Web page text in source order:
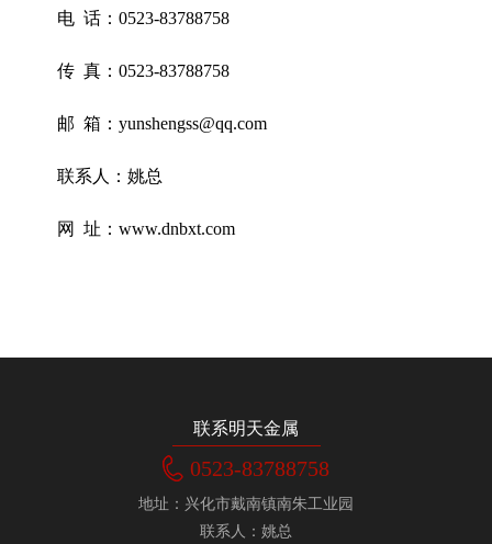
电 话：0523-83788758
传 真：0523-83788758
邮 箱：yunshengss@qq.com
联系人：姚总
网 址：www.dnbxt.com
联系明天金属
0523-83788758
地址： 兴化市戴南镇南朱工业园
联系人： 姚总